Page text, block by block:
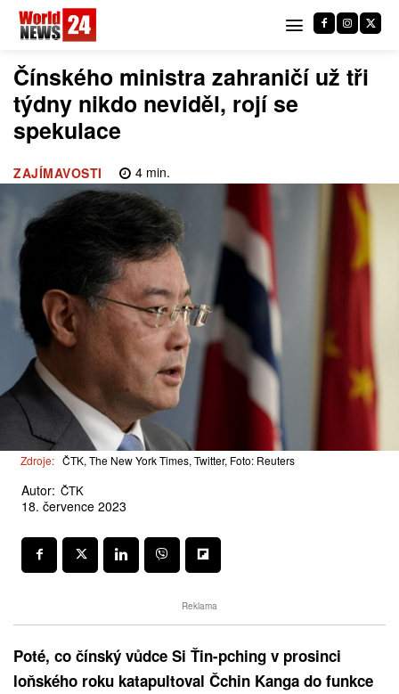
Čínského ministra zahraničí už tři
týdny nikdo neviděl, rojí se
spekulace
ZAJÍMAVOSTI 4min.
Zdroje: ČTK, The New York Times, Twitter, Foto: Reuters
Autor: ČTK
18. července 2023
Reklama
Poté, co čínský vůdce Si Ťin-pching v prosinci
loňského roku katapultoval Čchin Kanga do funkce